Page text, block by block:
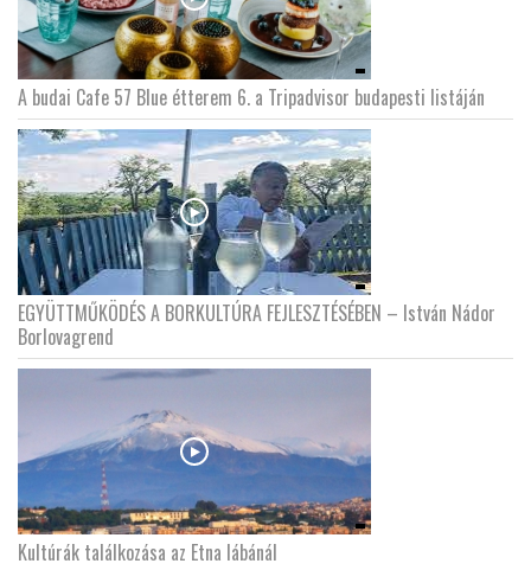
A budai Cafe 57 Blue étterem 6. a Tripadvisor budapesti listáján
EGYÜTTMŰKÖDÉS A BORKULTÚRA FEJLESZTÉSÉBEN – István Nádor
Borlovagrend
Kultúrák találkozása az Etna lábánál